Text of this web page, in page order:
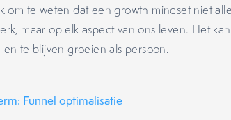
om te weten dat een growth mindset niet
maar op elk aspect van ons leven. Het
en te blijven groeien als persoon.
Funnel optimalisatie